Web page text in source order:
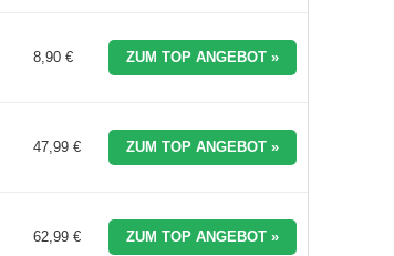
8,90 € ZUM TOP ANGEBOT »
47,99 € ZUM TOP ANGEBOT »
62,99 € ZUM TOP ANGEBOT »